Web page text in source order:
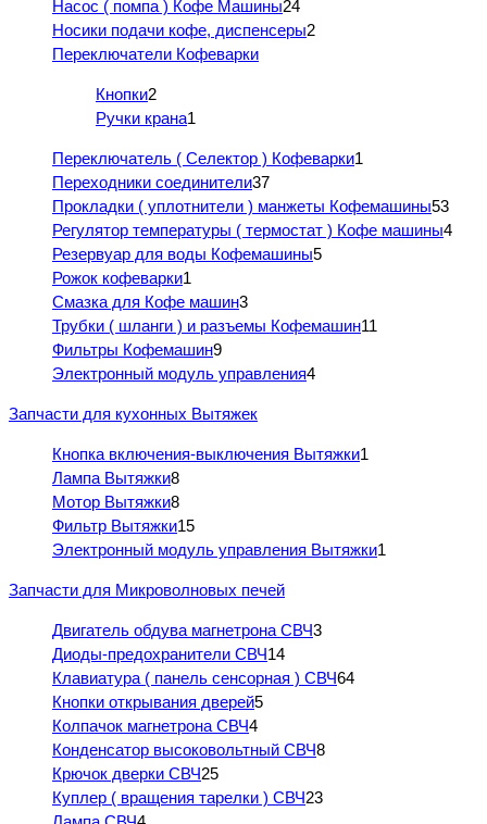
Насос ( помпа ) Кофе Машины24
Носики подачи кофе, диспенсеры2
Переключатели Кофеварки
Кнопки2
Ручки крана1
Переключатель ( Селектор ) Кофеварки1
Переходники соединители37
Прокладки ( уплотнители ) манжеты Кофемашины53
Регулятор температуры ( термостат ) Кофе машины4
Резервуар для воды Кофемашины5
Рожок кофеварки1
Смазка для Кофе машин3
Трубки ( шланги ) и разъемы Кофемашин11
Фильтры Кофемашин9
Электронный модуль управления4
Запчасти для кухонных Вытяжек
Кнопка включения-выключения Вытяжки1
Лампа Вытяжки8
Мотор Вытяжки8
Фильтр Вытяжки15
Электронный модуль управления Вытяжки1
Запчасти для Микроволновых печей
Двигатель обдува магнетрона СВЧ3
Диоды-предохранители СВЧ14
Клавиатура ( панель сенсорная ) СВЧ64
Кнопки открывания дверей5
Колпачок магнетрона СВЧ4
Конденсатор высоковольтный СВЧ8
Крючок дверки СВЧ25
Куплер ( вращения тарелки ) СВЧ23